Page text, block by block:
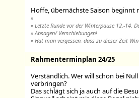
Hoffe, übernächste Saison beginnt
»
» Letzte Runde vor der Winterpause 12.-14.
» Absagen/ Verschiebungen!
» Hat man vergessen, dass zu dieser Zeit
Rahmenterminplan 24/25
Verständlich. Wer will schon bei
verbringen?
Das schlägt sich ja auch auf die